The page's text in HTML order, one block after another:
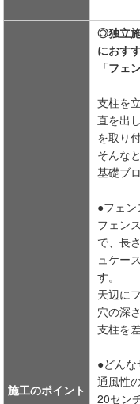
施工のポイント
◎独立
におす
「フェ
支柱を
直を出
を取り
そんな
基礎ブ
●フェ
フェン
で、長
ュケー
す。
天辺に
穴の深
支柱を
●どん
通風性
20セン